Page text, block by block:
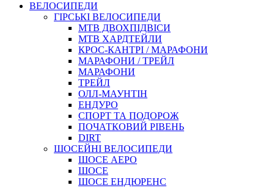
ВЕЛОСИПЕДИ
ГІРСЬКІ ВЕЛОСИПЕДИ
MTB ДВОХПIДВIСИ
MTB ХАРДТЕЙЛИ
КРОС-КАНТРI / МАРАФОНИ
МАРАФОНИ / ТРЕЙЛ
МАРАФОНИ
ТРЕЙЛ
ОЛЛ-МАУНТIН
ЕНДУРО
СПОРТ ТА ПОДОРОЖ
ПОЧАТКОВИЙ РIВЕНЬ
DIRT
ШОСЕЙНІ ВЕЛОСИПЕДИ
ШОСЕ АЕРО
ШОСЕ
ШОСЕ ЕНДЮРЕНС